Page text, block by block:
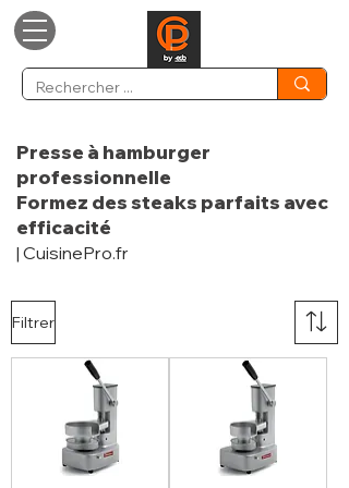
Presse à hamburger
professionnelle
Formez des steaks parfaits avec
efficacité
| CuisinePro.fr
Filtrer